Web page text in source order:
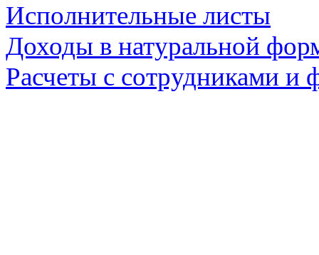
Исполнительные листы
Доходы в натуральной
Расчеты с сотрудниками и